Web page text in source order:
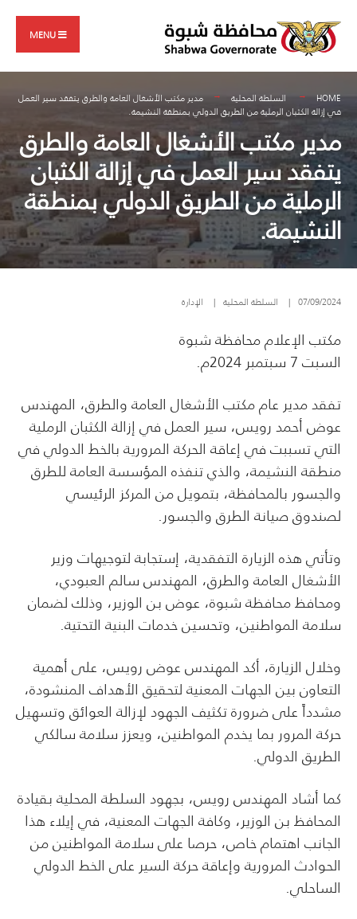
content
MENU
HOME السلطة المحلية
مدير مكتب الأشغال العامة والطرق يتفقد سير العمل
في إزالة الكثبان الرملية من الطريق الدولي بمنطقة النشيمة.
مدير مكتب الأشغال العامة والطرق
يتفقد سير العمل في إزالة الكثبان
الرملية من الطريق الدولي بمنطقة
النشيمة.
07/09/2024
| السلطة المحلية | الإدارة
مكتب الإعلام محافظة شبوة
السبت 7 سبتمبر 2024م.
تفقد مدير عام مكتب الأشغال العامة والطرق، المهندس
عوض أحمد رويس، سير العمل في إزالة الكثبان الرملية
التي تسببت في إعاقة الحركة المرورية بالخط الدولي في
منطقة النشيمة، والذي تنفذه المؤسسة العامة للطرق
والجسور بالمحافظة، بتمويل من المركز الرئيسي
لصندوق صيانة الطرق والجسور.
وتأتي هذه الزيارة التفقدية، إستجابة لتوجيهات وزير
الأشغال العامة والطرق، المهندس سالم العبودي،
ومحافظ محافظة شبوة، عوض بن الوزير، وذلك لضمان
سلامة المواطنين، وتحسين خدمات البنية التحتية.
وخلال الزيارة، أكد المهندس عوض رويس، على أهمية
التعاون بين الجهات المعنية لتحقيق الأهداف المنشودة،
مشدداً على ضرورة تكثيف الجهود لإزالة العوائق وتسهيل
حركة المرور بما يخدم المواطنين، ويعزز سلامة سالكي
الطريق الدولي.
كما أشاد المهندس رويس، بجهود السلطة المحلية بقيادة
المحافظ بن الوزير، وكافة الجهات المعنية، في إيلاء هذا
الجانب اهتمام خاص، حرصا على سلامة المواطنين من
الحوادث المرورية وإعاقة حركة السير على الخط الدولي
الساحلي.
for: